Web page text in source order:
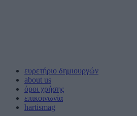
ευρετήριο δημιουργών
about us
όροι χρήσης
επικοινωνία
hartismag